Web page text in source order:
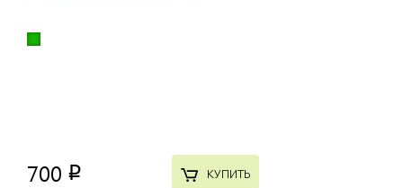
700 p КУПИТЬ